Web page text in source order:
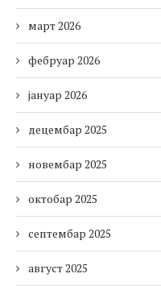
март 2026
фебруар 2026
јануар 2026
децембар 2025
новембар 2025
октобар 2025
септембар 2025
август 2025